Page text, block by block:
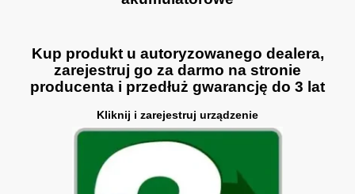
Kup produkt u autoryzowanego dealera,
zarejestruj go za darmo na stronie
producenta i przedłuż gwarancję do 3 lat
Kliknij i zarejestruj urządzenie